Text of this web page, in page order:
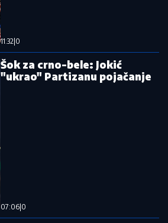
11:32 0
Šok za crno-bele: Jokić
"ukrao" Partizanu pojačanje
07:06 0